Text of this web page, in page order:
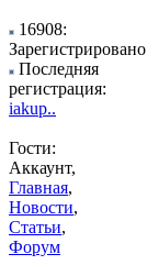
16908:
Зарегистрировано
Последняя
регистрация:
iakup..
Гости:
Аккаунт,
Главная,
Новости,
Статьи,
Форум